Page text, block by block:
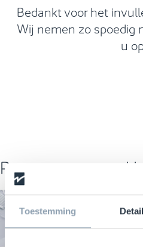
Toestemming
Bedankt voor het
Wij nemen zo
u
Recent news and